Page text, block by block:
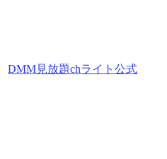
DMM見放題chライト公式